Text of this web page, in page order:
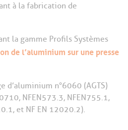
à la fabrication de
la gamme Profils Systèmes
de l’aluminium sur une presse
d’aluminium n°6060 (AGTS)
NFEN573.3, NFEN755.1,
et NF EN 12020.2).